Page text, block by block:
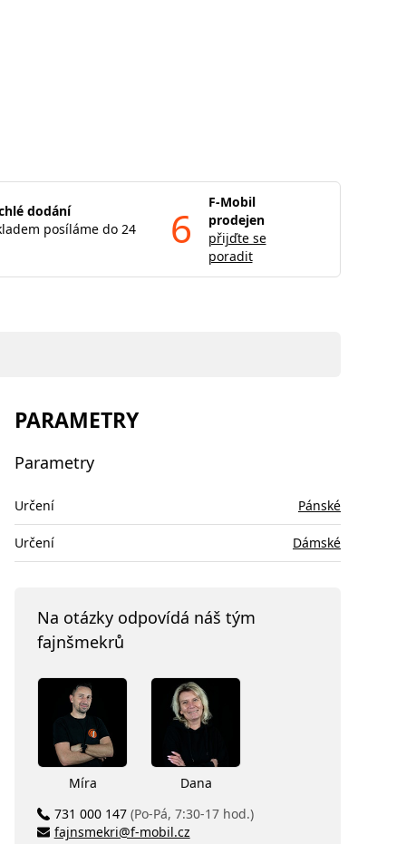
dodání
posíláme do 24
6
F-Mobil
prodejen
přijďte se
poradit
PARAMETRY
Parametry
Určení Pánské
Určení Dámské
Na otázky odpovídá náš tým
fajnšmekrů
Míra
Dana
731 000 147 (Po-Pá, 7:30-17 hod.)
fajnsmekri@f-mobil.cz